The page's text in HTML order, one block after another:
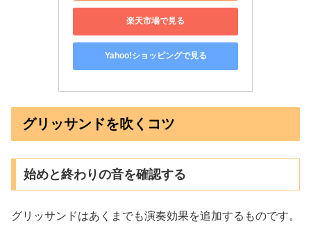
楽天市場で見る
Yahoo!ショッピングで見る
グリッサンドを吹くコツ
始めと終わりの音を確認する
グリッサンドはあくまでも演奏効果を追加するものです。